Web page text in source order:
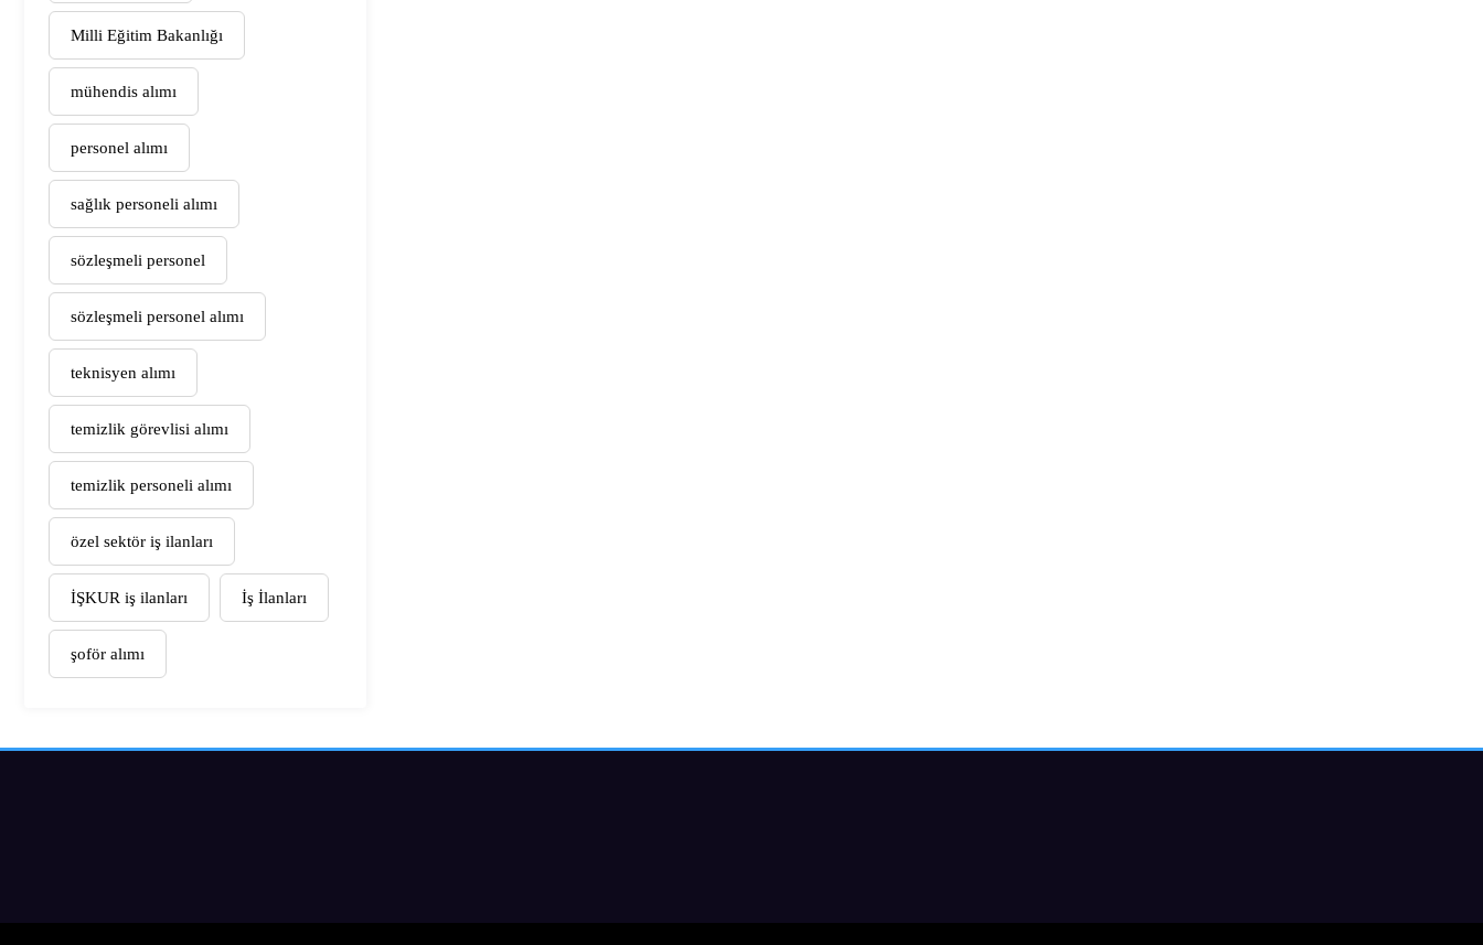
Milli Eğitim Bakanlığı
mühendis alımı
personel alımı
sağlık personeli alımı
sözleşmeli personel
sözleşmeli personel alımı
teknisyen alımı
temizlik görevlisi alımı
temizlik personeli alımı
özel sektör iş ilanları
İŞKUR iş ilanları İş İlanları
şoför alımı